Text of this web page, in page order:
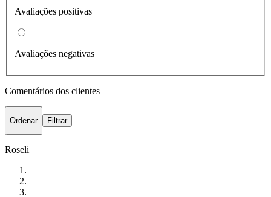
Avaliações positivas
Avaliações negativas
Comentários dos clientes
Ordenar Filtrar
Roseli